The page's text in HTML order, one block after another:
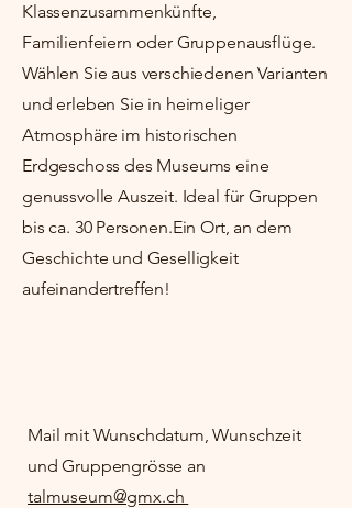
Klassenzusammenkünfte,
Familienfeiern oder Gruppenausflüge.
Wählen Sie aus verschiedenen Varianten
und erleben Sie in heimeliger
Atmosphäre im historischen
Erdgeschoss des Museums eine
genussvolle Auszeit. Ideal für Gruppen
bis ca. 30 Personen.Ein Ort, an dem
Geschichte und Geselligkeit
aufeinandertreffen!
​Mail mit Wunschdatum, Wunschzeit
und Gruppengrösse an
talmuseum@gmx.ch